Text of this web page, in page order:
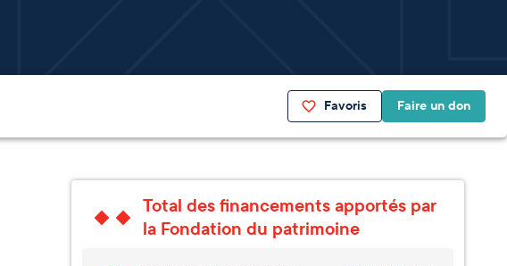
Favoris Faire un don
Total des financements apportés par
la Fondation du patrimoine